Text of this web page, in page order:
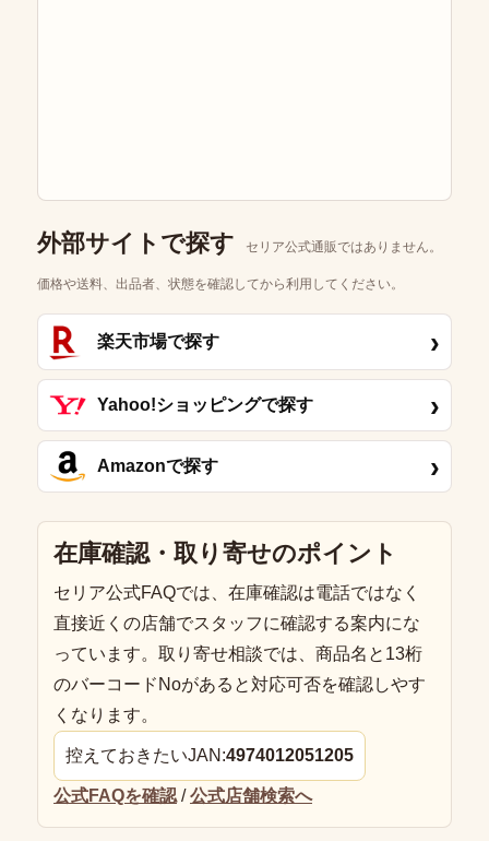
外部サイトで探す セリア公式通販ではありません。
価格や送料、出品者、状態を確認してから利用してください。
楽天市場で探す ›
Yahoo!ショッピングで探す ›
Amazonで探す ›
在庫確認・取り寄せのポイント
セリア公式FAQでは、在庫確認は電話ではなく
直接近くの店舗でスタッフに確認する案内にな
っています。取り寄せ相談では、商品名と13桁
のバーコードNoがあると対応可否を確認しやす
くなります。
控えておきたいJAN:4974012051205
公式FAQを確認 /公式店舗検索へ